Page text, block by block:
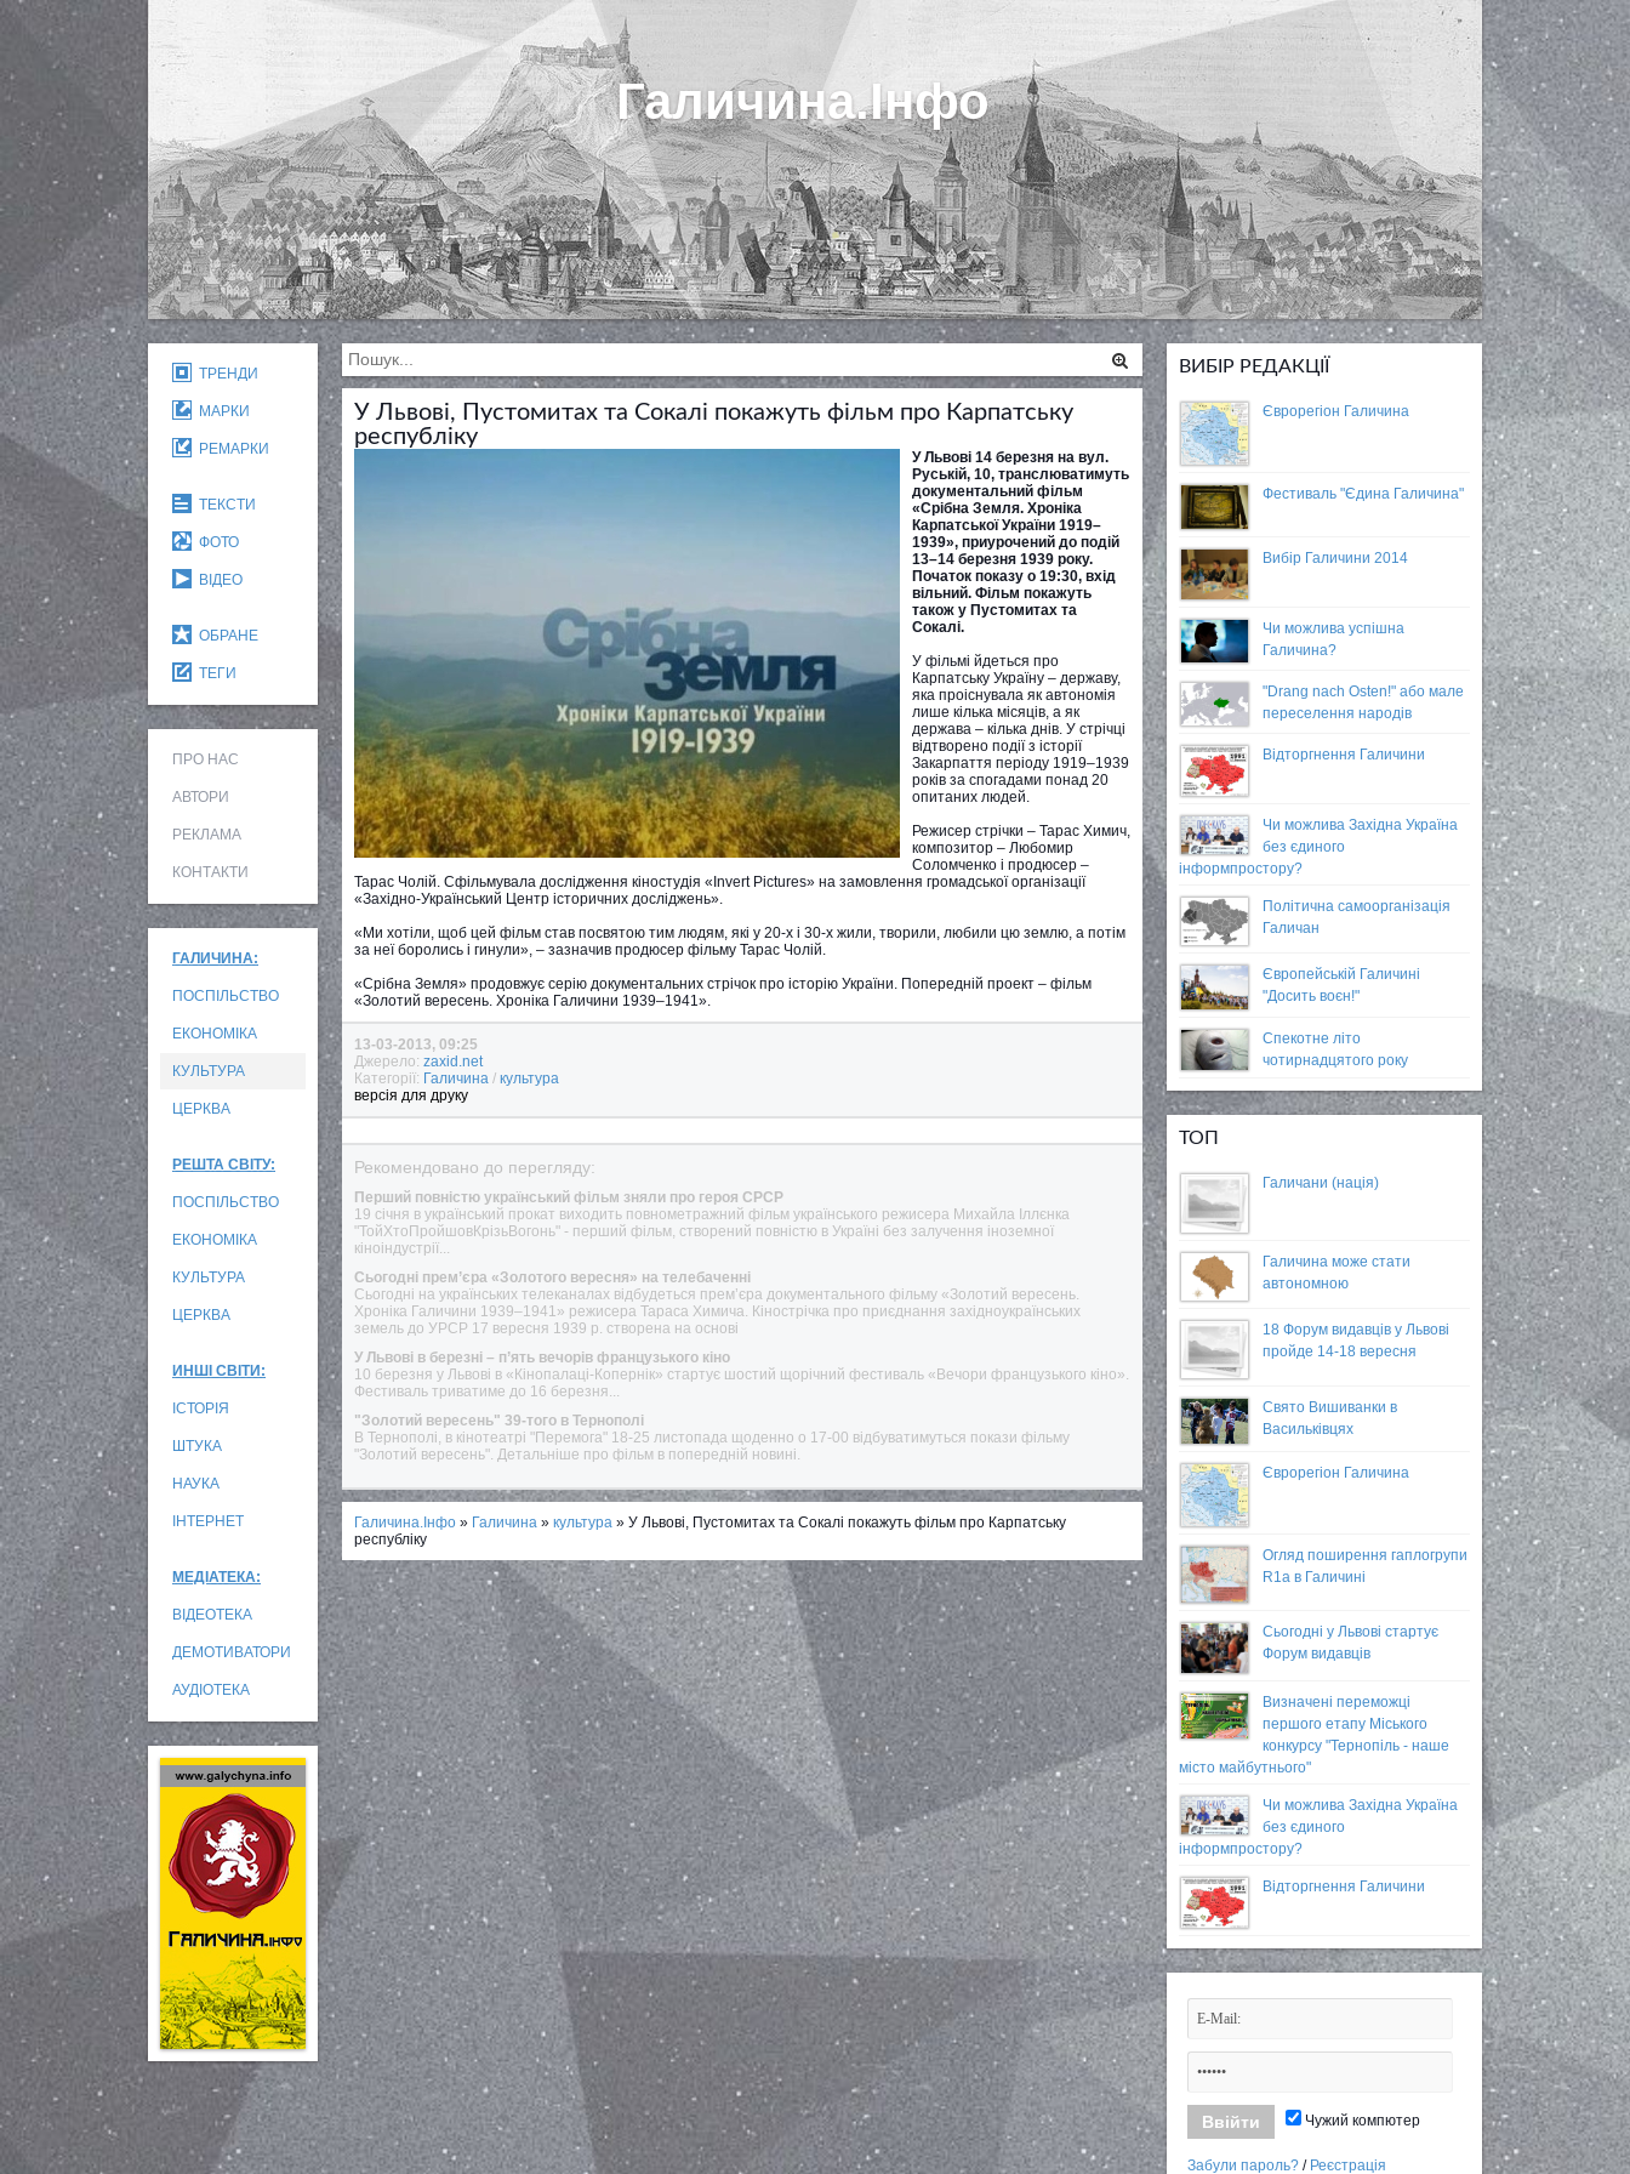
Галичина.Інфо
ТРЕНДИ
МАРКИ
РЕМАРКИ
ТЕКСТИ
ФОТО
ВІДЕО
ОБРАНЕ
ТЕГИ
ПРО НАС
АВТОРИ
РЕКЛАМА
КОНТАКТИ
ГАЛИЧИНА:
ПОСПІЛЬСТВО
ЕКОНОМІКА
КУЛЬТУРА
ЦЕРКВА
РЕШТА СВІТУ:
ПОСПІЛЬСТВО
ЕКОНОМІКА
КУЛЬТУРА
ЦЕРКВА
ИНШІ СВІТИ:
ІСТОРІЯ
ШТУКА
НАУКА
ІНТЕРНЕТ
МЕДІАТЕКА:
ВІДЕОТЕКА
ДЕМОТИВАТОРИ
АУДІОТЕКА
У Львові, Пустомитах та Сокалі покажуть фільм про Карпатську
республіку
У Львові 14 березня на вул.
Руській, 10, транслюватимуть
документальний фільм
«Срібна Земля. Хроніка
Карпатської України 1919–
1939», приурочений до подій
13–14 березня 1939 року.
Початок показу о 19:30, вхід
вільний. Фільм покажуть
також у Пустомитах та
Сокалі.
У фільмі йдеться про
Карпатську Україну – державу,
яка проіснувала як автономія
лише кілька місяців, а як
держава – кілька днів. У стрічці
відтворено події з історії
Закарпаття періоду 1919–1939
років за спогадами понад 20
опитаних людей.
Режисер стрічки – Тарас Химич,
композитор – Любомир
Соломченко і продюсер –
Тарас Чолій. Сфільмувала дослідження кіностудія «Invert Pictures» на замовлення громадської організації
«Західно-Український Центр історичних досліджень».
«Ми хотіли, щоб цей фільм став посвятою тим людям, які у 20-х і 30-х жили, творили, любили цю землю, а потім
за неї боролись і гинули», – зазначив продюсер фільму Тарас Чолій.
«Срібна Земля» продовжує серію документальних стрічок про історію України. Попередній проект – фільм
«Золотий вересень. Хроніка Галичини 1939–1941».
13-03-2013, 09:25
Джерело: zaxid.net
Категорії: Галичина / культура
версія для друку
Рекомендовано до перегляду:
Перший повністю український фільм зняли про героя СРСР
19 січня в український прокат виходить повнометражний фільм українського режисера Михайла Іллєнка
"ТойХтоПройшовКрізьВогонь" - перший фільм, створений повністю в Україні без залучення іноземної
кіноіндустрії...
Сьогодні прем’єра «Золотого вересня» на телебаченні
Сьогодні на українських телеканалах відбудеться прем’єра документального фільму «Золотий вересень.
Хроніка Галичини 1939–1941» режисера Тараса Химича. Кінострічка про приєднання західноукраїнських
земель до УРСР 17 вересня 1939 р. створена на основі
У Львові в березні – п’ять вечорів французького кіно
10 березня у Львові в «Кінопалаці-Копернік» стартує шостий щорічний фестиваль «Вечори французького кіно».
Фестиваль триватиме до 16 березня...
"Золотий вересень" 39-того в Тернополі
В Тернополі, в кінотеатрі "Перемога" 18-25 листопада щоденно о 17-00 відбуватимуться покази фільму
"Золотий вересень". Детальніше про фільм в попередній новині.
Галичина.Інфо » Галичина » культура » У Львові, Пустомитах та Сокалі покажуть фільм про Карпатську
республіку
ВИБІР РЕДАКЦІЇ
Єврорегіон Галичина
Фестиваль "Єдина Галичина"
Вибір Галичини 2014
Чи можлива успішна
Галичина?
"Drang nach Osten!" або мале
переселення народів
Відторгнення Галичини
Чи можлива Західна Україна
без єдиного
інформпростору?
Політична самоорганізація
Галичан
Європейській Галичині
"Досить воєн!"
Спекотне літо
чотирнадцятого року
ТОП
Галичани (нація)
Галичина може стати
автономною
18 Форум видавців у Львові
пройде 14-18 вересня
Свято Вишиванки в
Васильківцях
Єврорегіон Галичина
Огляд поширення гаплогрупи
R1a в Галичині
Сьогодні у Львові стартує
Форум видавців
Визначені переможці
першого етапу Міського
конкурсу "Тернопіль - наше
місто майбутнього"
Чи можлива Західна Україна
без єдиного
інформпростору?
Відторгнення Галичини
Чужий компютер
Забули пароль? / Реєстрація